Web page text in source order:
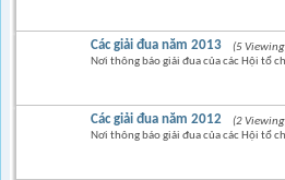
Các giải đua năm 2013
(5
Nơi thông báo giải đua của các Hội tổ
Các giải đua năm 2012
(2
Nơi thông báo giải đua của các Hội tổ